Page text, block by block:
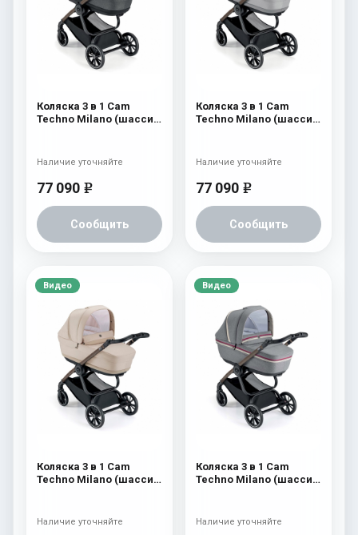
Коляска 3 в 1 Cam
Techno Milano (шасси
77 090 e
Сообщить
Наличие уточняйте
Коляска 3 в 1 Cam
Techno Milano (шасси
77 090 e
Сообщить
Наличие уточняйте
Видео
Коляска 3 в 1 Cam
Techno Milano (шасси
Наличие уточняйте
Видео
Коляска 3 в 1 Cam
Techno Milano (шасси
Наличие уточняйте